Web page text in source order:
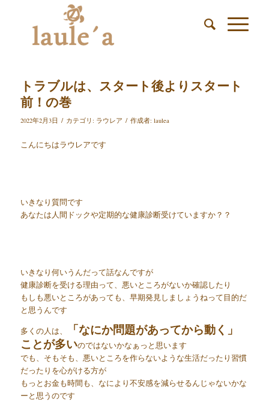
トラブルは、スタート後よりスタート
前！の巻
2022年2月3日 / カテゴリ: ラウレア / 作成者: laulea
こんにちはラウレアです
いきなり質問です
あなたは人間ドックや定期的な健康診断受けていますか？？
いきなり何いうんだって話なんですが
健康診断を受ける理由って、悪いところがないか確認したり
もしも悪いところがあっても、早期発見しましょうねって目的だ
と思うんです
多くの人は、
「なにか問題があってから動く」
ことが多いのではないかなぁっと思います
でも、そもそも、悪いところを作らないような生活だったり習慣
だったりを心がける方が
もっとお金も時間も、なにより不安感を減らせるんじゃないかな
ーと思うのです